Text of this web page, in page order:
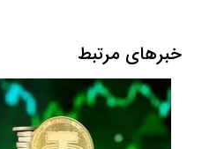
خبرهای مرتبط